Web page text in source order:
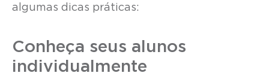
algumas dicas práticas:
Conheça seus alunos
individualmente